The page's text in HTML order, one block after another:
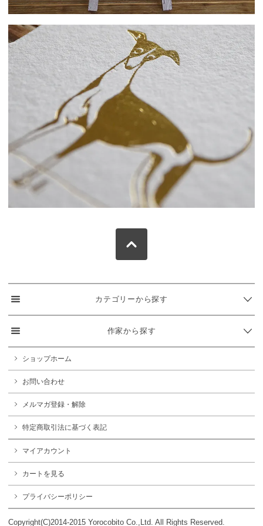
カテゴリーから探す
作家から探す
ショップホーム
お問い合わせ
メルマガ登録・解除
特定商取引法に基づく表記
マイアカウント
カートを見る
プライバシーポリシー
Copyright(C)2014-2015 Yorocobito Co.,Ltd. All Rights Reserved.